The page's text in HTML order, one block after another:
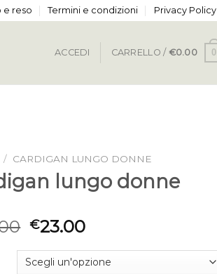
e reso Termini e condizioni Privacy Policy
ACCEDI CARRELLO / €0.00 0
/ CARDIGAN LUNGO DONNE
lungo donne
€23.00